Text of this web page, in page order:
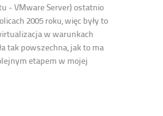
- VMware Server) ostatnio
2005 roku, więc były to
w warunkach
tak powszechna, jak to ma
etapem w mojej